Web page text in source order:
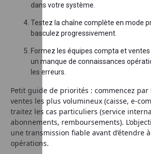
dans votre système.
Testez la chaîne complète en mode
basculez progressivement.
Formez les équipes compta et ventes
un manque de connaissances
les erreurs.
Petit guide de priorités : commencez par
ventes les plus volumineux (caisse,
traitez les cas particuliers (service
abonnements, remboursements).
une transmission fiable avant d’étendre à
opérations.